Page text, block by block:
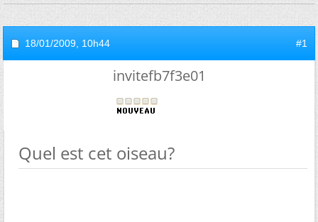
18/01/2009, 10h44 #1
invitefb7f3e01
Quel est cet oiseau?